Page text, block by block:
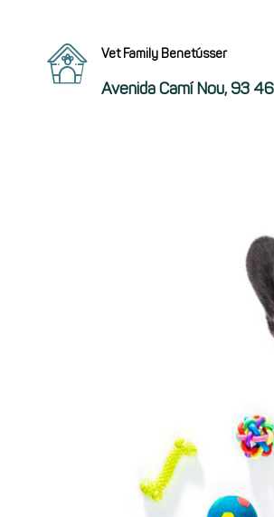
Vet Family Benetússer
Avenida Camí Nou, 93